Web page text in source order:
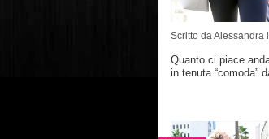
Scritto da Alessandra
Quanto ci piace
in tenuta “comoda”